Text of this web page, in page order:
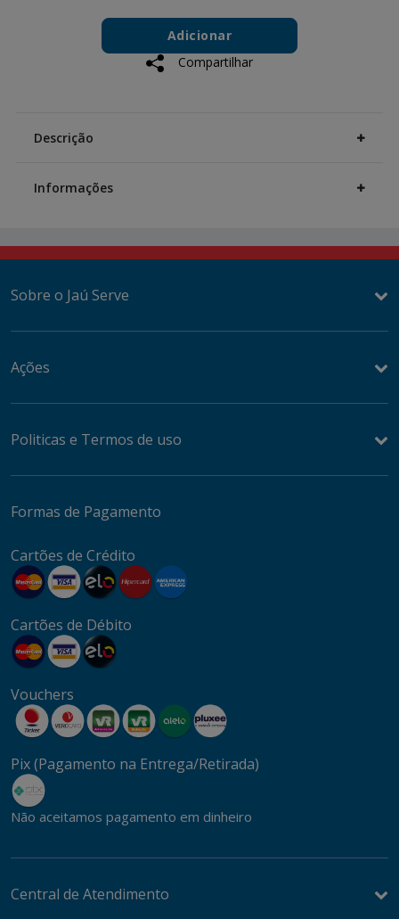
to
cart
Product
ActionsAdicionar
Compartilhar
Information
Descrição
Informações
Sobre o Jaú Serve
Ações
Politicas e Termos de uso
Formas de Pagamento
Cartões de Crédito
Cartões de Débito
Vouchers
Pix (Pagamento na Entrega/Retirada)
Não aceitamos pagamento em dinheiro
Central de Atendimento